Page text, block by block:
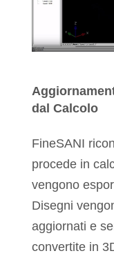
dal Calcolo
FineSANI
procede in
vengono
Disegni
aggiornati e
convertite in